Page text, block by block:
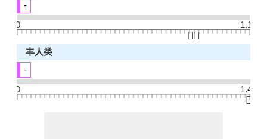
-
0
1.1
👆🏻
丰人类
-
0
1.4
👆🏻